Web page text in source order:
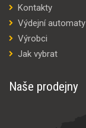
Kontakty
Výdejní automaty
Výrobci
Jak vybrat
Naše prodejny